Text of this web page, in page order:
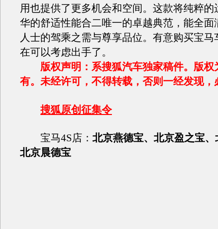
用也提供了更多机会和空间。这款将纯粹的
华的舒适性能合二唯一的卓越典范，能全面
人士的驾乘之需与尊享品位。有意购买宝马
在可以考虑出手了。
版权声明：系搜狐汽车独家稿件。版权
有。未经许可，不得转载，否则一经发现，
搜狐原创征集令
宝马4S店： 北京燕德宝、 北京盈之宝、
北京晨德宝